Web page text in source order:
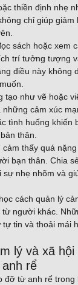
thiền định nhẹ
chỉ giúp
sách hoặc xem
trí tưởng tượng
điều này không
tạo như vẽ hoặc
cảm xúc
tình huống khiến
thân.
thấy quá
bạn thân. Chia
sự nhẹ nhõm và
cách quản lý
người khác.
tin và thoải mái
lý và xã
rể
đỡ từ anh rể trong